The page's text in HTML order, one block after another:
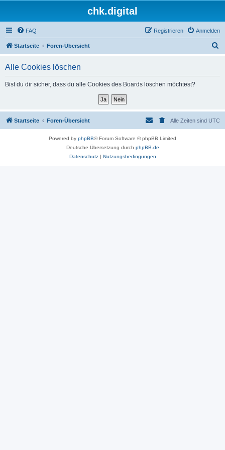
chk.digital
FAQ Anmelden
Registrieren
Startseite Foren-Übersicht
Alle Cookies löschen
Bist du dir sicher, dass du alle Cookies des Boards löschen möchtest?
Startseite Foren-Übersicht Alle Zeiten sind UTC
Powered by phpBB® Forum Software © phpBB Limited
Deutsche Übersetzung durch phpBB.de
Datenschutz| Nutzungsbedingungen